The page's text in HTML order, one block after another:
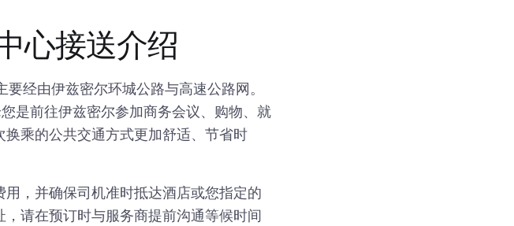
心接送介绍
经由伊兹密尔环城公路与高速公路网。
是前往伊兹密尔参加商务会议、购物、就
乘的公共交通方式更加舒适、节省时
，并确保司机准时抵达酒店或您指定的
请在预订时与服务商提前沟通等候时间